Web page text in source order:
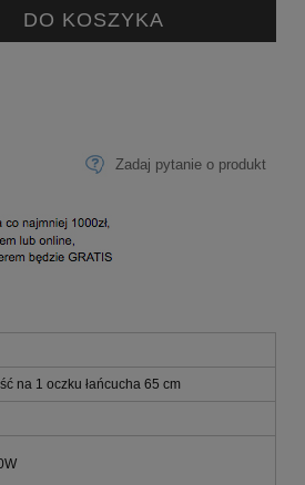
DO KOSZYKA
Zadaj pytanie o produkt
na 1 oczku łańcucha 65 cm